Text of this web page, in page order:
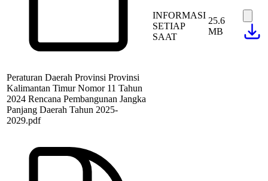
Peraturan Daerah Provinsi Provinsi
Kalimantan Timur Nomor 11 Tahun
2024 Rencana Pembangunan Jangka
Panjang Daerah Tahun 2025-
2029.pdf
INFORMASI
SETIAP
SAAT
25.6
MB